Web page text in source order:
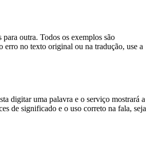
outra. Todos os exemplos são
erro no texto original ou na tradução, use a
digitar uma palavra e o serviço mostrará a
de significado e o uso correto na fala, seja